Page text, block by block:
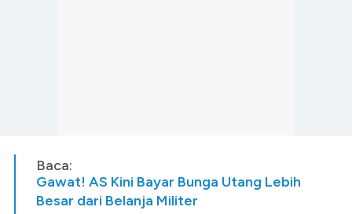
Baca:
Gawat! AS Kini Bayar Bunga Utang Lebih
Besar dari Belanja Militer